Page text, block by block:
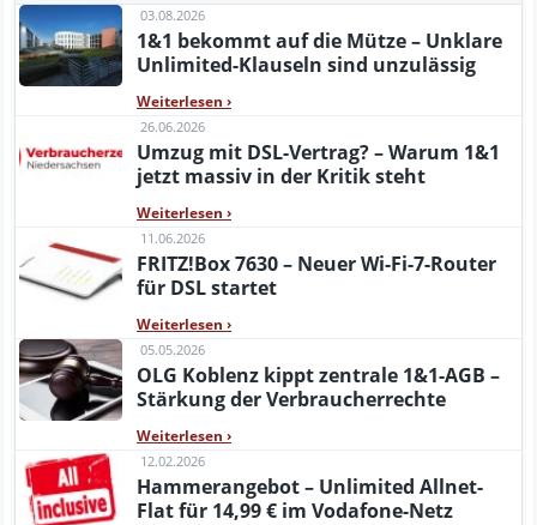
03.08.2026
1&1 bekommt auf die Mütze – Unklare
Unlimited-Klauseln sind unzulässig
Weiterlesen ›
26.06.2026
Umzug mit DSL-Vertrag? – Warum 1&1
jetzt massiv in der Kritik steht
Weiterlesen ›
11.06.2026
FRITZ!Box 7630 – Neuer Wi-Fi-7-Router
für DSL startet
Weiterlesen ›
05.05.2026
OLG Koblenz kippt zentrale 1&1-AGB –
Stärkung der Verbraucherrechte
Weiterlesen ›
12.02.2026
Hammerangebot – Unlimited Allnet-
Flat für 14,99 € im Vodafone-Netz